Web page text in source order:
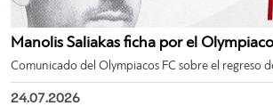
Manolis Saliakas ficha por el
Comunicado del Olympiacos FC sobre el regreso
24.07.2026